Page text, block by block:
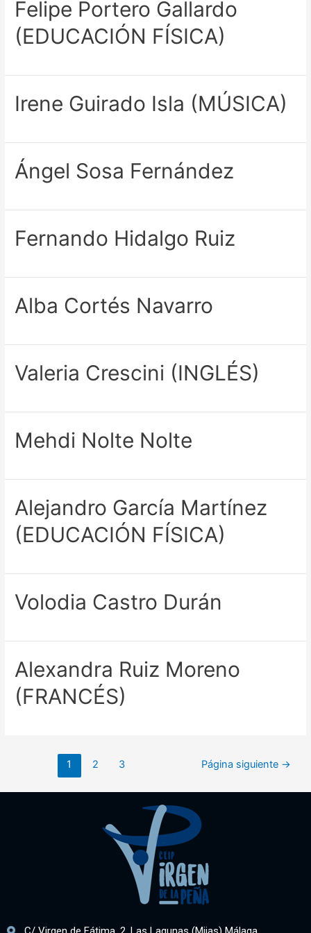
Felipe Portero Gallardo
(EDUCACIÓN FÍSICA)
Irene Guirado Isla (MÚSICA)
Ángel Sosa Fernández
Fernando Hidalgo Ruiz
Alba Cortés Navarro
Valeria Crescini (INGLÉS)
Mehdi Nolte Nolte
Alejandro García Martínez
(EDUCACIÓN FÍSICA)
Volodia Castro Durán
Alexandra Ruiz Moreno
(FRANCÉS)
1 2 3 Página siguiente →